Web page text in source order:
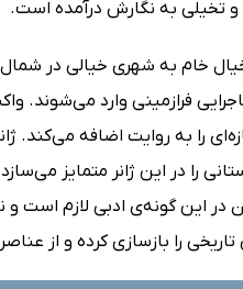
و تخیلی به نگارش درآمده است.
خام به شهری خیالی در
فرازمینی وارد می‌شوند.
را به روایت اضافه می‌کند.
را در این ژانر متمایز
در این گونه‌ی ادبی لازم است و
را بازسازی کرده و از